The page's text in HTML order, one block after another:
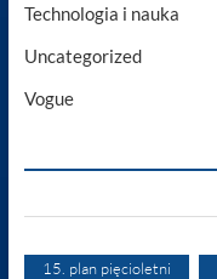
Technologia i nauka
Uncategorized
Vogue
15. plan pięcioletni